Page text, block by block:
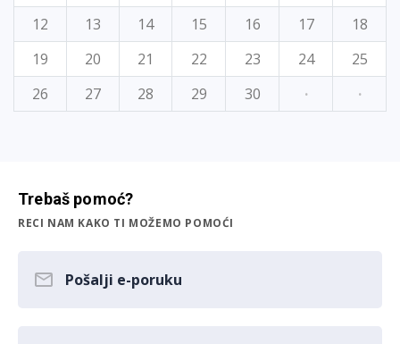
12
13 14 15 16 17
18
19
20 21 22 23 24
25
26
27 28 29 30 · ·
Trebaš pomoć?
RECI NAM KAKO TI MOŽEMO POMOĆI
Pošalji e-poruku